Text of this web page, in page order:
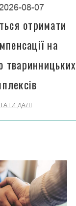
2026-08-07
отримати
на
тваринницьких
ДАЛІ